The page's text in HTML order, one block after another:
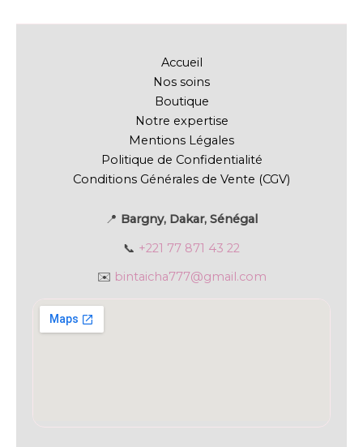
Accueil
Nos soins
Boutique
Notre expertise
Mentions Légales
Politique de Confidentialité
Conditions Générales de Vente (CGV)
📍 Bargny, Dakar, Sénégal
📞 +221 77 871 43 22
✉️ bintaicha777@gmail.com